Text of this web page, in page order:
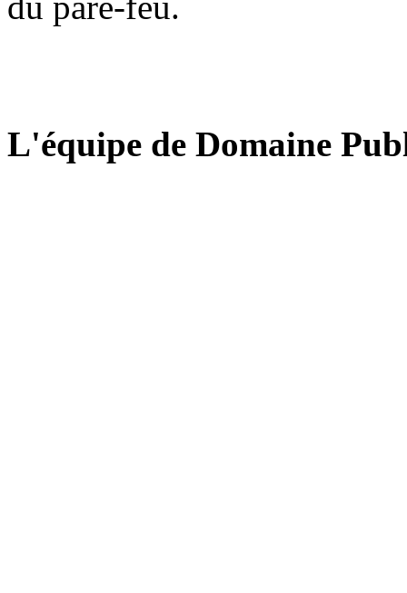
L'équipe de Domaine